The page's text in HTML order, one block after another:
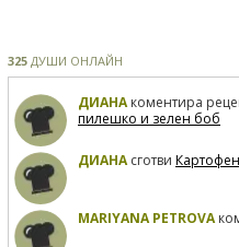
325 ДУШИ ОНЛАЙН
ДИАНАкоментира
пилешко и зелен боб
ДИАНАсготви
MARIYANA PETROVA